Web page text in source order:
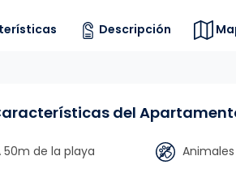
Descripción
del
50m de la playa